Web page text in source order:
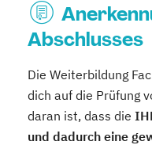
Abschlusses
Die Weiterbildung
dich auf die Prüfung
daran ist, dass die
und dadurch eine